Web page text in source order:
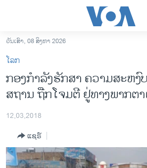
ເຂົ້າ
ຫາ
ຂ້າມ
ຂ້າມ
ຫາ
ອາເມຣິກາ
ການເລືອກຕັ້ງ ປະທານາທີບໍດີ ສະຫະລັດ 2024
ຂ່າວ​ຈີນ
ໂລກ
ເອເຊຍ
ວັນເສົາ, 08 ສິງຫາ 2026
ໂລກ
ກອງກຳລັງຮັກສາ ຄວາມສະຫງົ
ສຖານ ຖືກໂຈມຕີ ຢູ່ທາງພາກຕ
12,03,2018
ແຊຣ໌